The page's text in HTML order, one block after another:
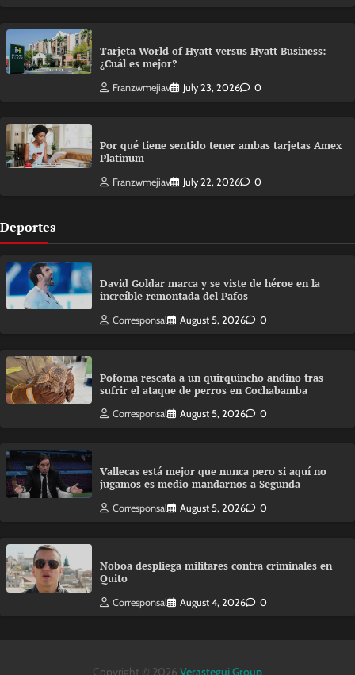
Tarjeta World of Hyatt versus Hyatt Business:
¿Cuál es mejor?
Franzwmejiav July 23, 2026 0
Por qué tiene sentido tener ambas tarjetas Amex
Platinum
Franzwmejiav July 22, 2026 0
Deportes
David Goldar marca y se viste de héroe en la
increíble remontada del Pafos
Corresponsal August 5, 2026 0
Pofoma rescata a un quirquincho andino tras
sufrir el ataque de perros en Cochabamba
Corresponsal August 5, 2026 0
Vallecas está mejor que nunca pero si aquí no
jugamos es medio mandarnos a Segunda
Corresponsal August 5, 2026 0
Noboa despliega militares contra criminales en
Quito
Corresponsal August 4, 2026 0
Copyright © 2026 Verastegui Group